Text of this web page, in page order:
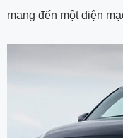
mang đến một diện